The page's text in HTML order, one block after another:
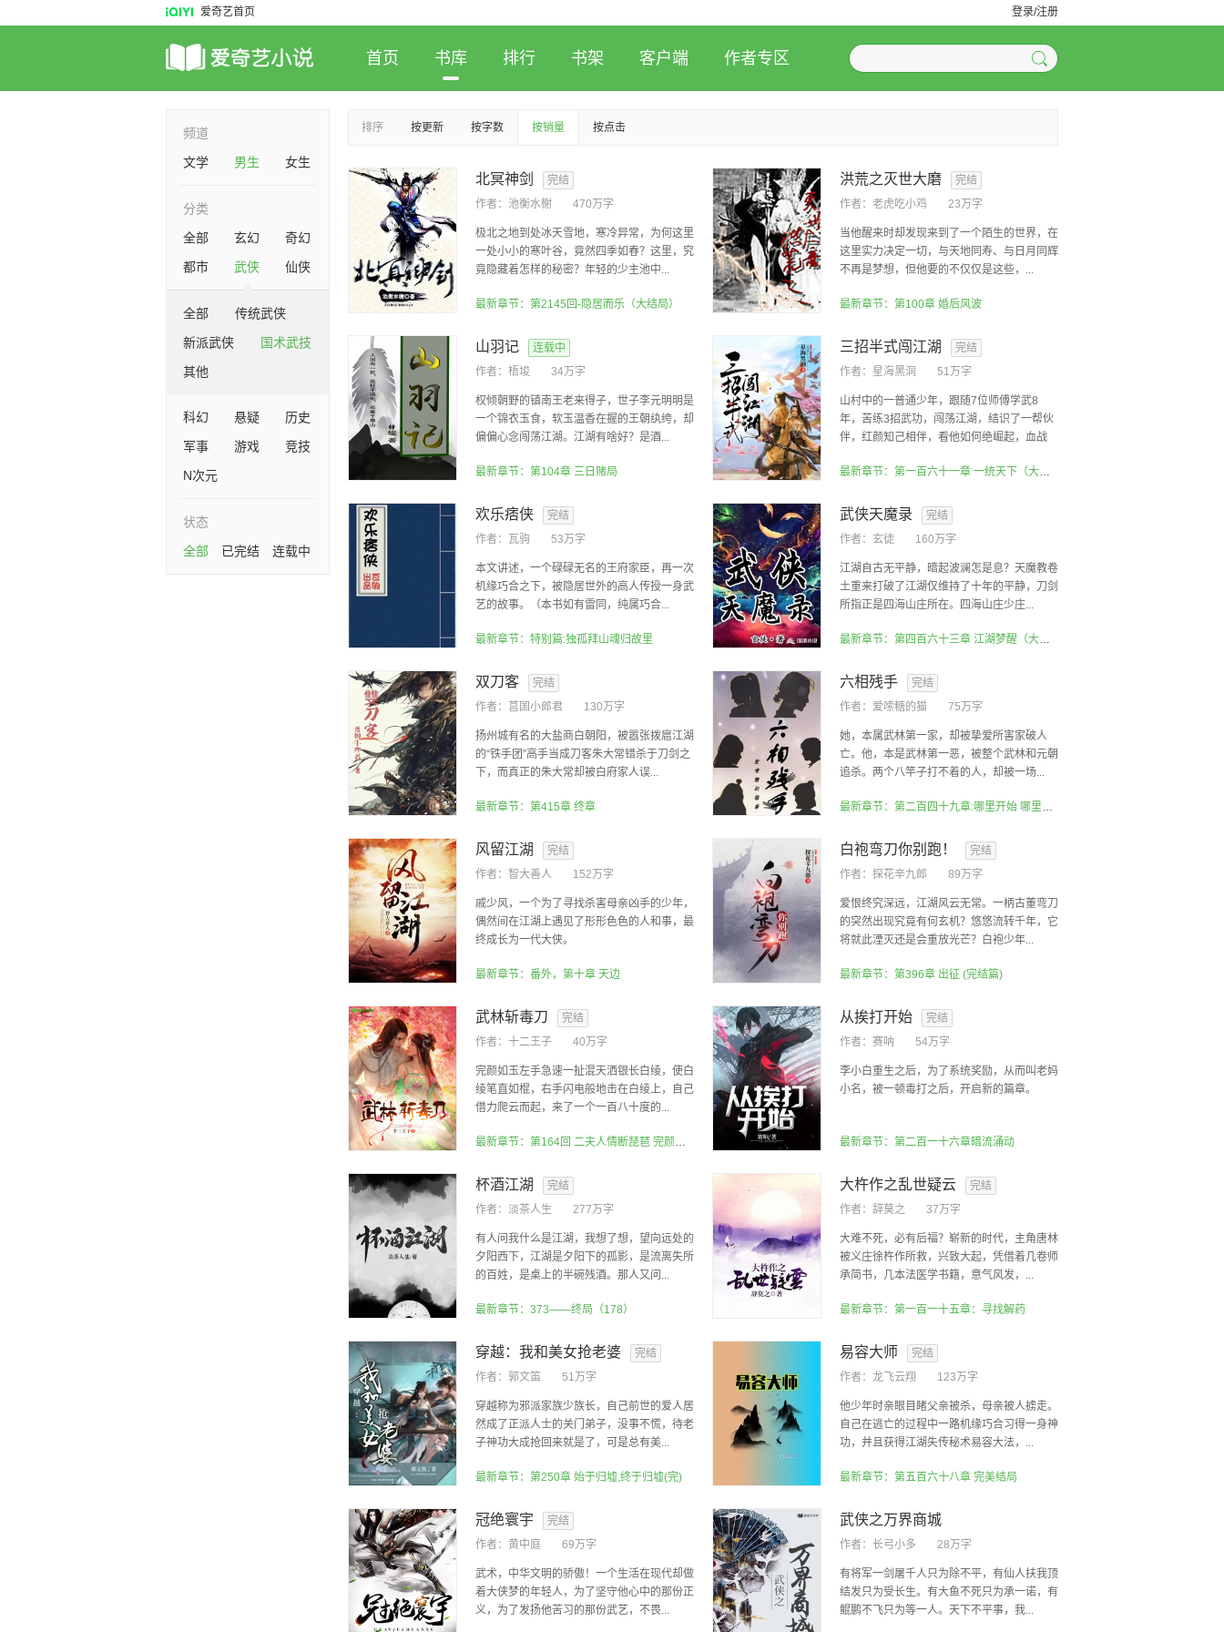
爱奇艺首页 登录/注册
首页 书库 排行 书架 客户端 作者专区
频道
文学
男生 女生
分类
全部
玄幻
奇幻
都市
武侠 仙侠
全部
传统武侠
新派武侠
国术武技
其他
科幻 悬疑
历史
军事
游戏
竞技
N次元
状态
全部
已完结 连载中
排序 按更新 按字数 按销量 按点击
北冥神剑
完结
作者： 池衡水榭 470万字
极北之地到处冰天雪地，寒冷异常，为何这里
一处小小的寒叶谷，竟然四季如春？这里，究
竟隐藏着怎样的秘密？年轻的少主池中...
最新章节：第2145回-隐居而乐（大结局）
洪荒之灭世大磨
完结
作者： 老虎吃小鸡 23万字
当他醒来时却发现来到了一个陌生的世界，在
这里实力决定一切，与天地同寿、与日月同辉
不再是梦想，但他要的不仅仅是这些，...
最新章节：第100章 婚后风波
山羽记
连载中
作者： 梧埈 34万字
权倾朝野的镇南王老来得子，世子李元明明是
一个锦衣玉食，软玉温香在握的王朝纨绔，却
偏偏心念闯荡江湖。江湖有啥好？是酒...
最新章节：第104章 三日赌局
三招半式闯江湖
完结
作者： 星海黑洞 51万字
山村中的一普通少年，跟随7位师傅学武8
年，苦练3招武功，闯荡江湖，结识了一帮伙
伴，红颜知己相伴，看他如何绝崛起，血战
最新章节：第一百六十一章 一统天下（大结局）
欢乐痞侠
完结
作者：
瓦驹 53万字
本文讲述，一个碌碌无名的王府家臣，再一次
机缘巧合之下，被隐居世外的高人传授一身武
艺的故事。（本书如有雷同，纯属巧合...
最新章节：特别篇:独孤拜山魂归故里
武侠天魔录
完结
作者： 玄徒 160万字
江湖自古无平静，暗起波澜怎是息？天魔教卷
土重来打破了江湖仅维持了十年的平静，刀剑
所指正是四海山庄所在。四海山庄少庄...
最新章节：第四百六十三章 江湖梦醒（大结局）
双刀客
完结
作者： 莒国小郎君 130万字
扬州城有名的大盐商白朝阳，被嚣张拨扈江湖
的“铁手团”高手当成刀客朱大常错杀于刀剑之
下，而真正的朱大常却被白府家人误...
最新章节：第415章 终章
六相残手
完结
作者： 爱嗦糖的猫 75万字
她，本属武林第一家，却被挚爱所害家破人
亡。他，本是武林第一恶，被整个武林和元朝
追杀。两个八竿子打不着的人，却被一场...
最新章节：第二百四十九章:哪里开始 哪里结束
风留江湖
完结
作者： 智大善人 152万字
戚少风，一个为了寻找杀害母亲凶手的少年，
偶然间在江湖上遇见了形形色色的人和事，最
终成长为一代大侠。
最新章节：番外，第十章 天边
白袍弯刀你别跑！
完结
作者： 探花辛九郎 89万字
爱恨终究深远，江湖风云无常。一柄古董弯刀
的突然出现究竟有何玄机？悠悠流转千年，它
将就此湮灭还是会重放光芒？白袍少年...
最新章节：第396章 出征 (完结篇)
武林斩毒刀
完结
作者： 十二王子 40万字
完颜如玉左手急速一扯混天洒银长白绫，使白
绫笔直如棍，右手闪电般地击在白绫上，自己
借力爬云而起，来了一个一百八十度的...
最新章节：第164回 二夫人情断琵琶 完颜府惨遭血洗
从挨打开始
完结
作者： 赛呐 54万字
李小白重生之后，为了系统奖励，从而叫老妈
小名，被一顿毒打之后，开启新的篇章。
最新章节：第二百一十六章暗流涌动
杯酒江湖
完结
作者： 淡茶人生 277万字
有人问我什么是江湖，我想了想，望向远处的
夕阳西下，江湖是夕阳下的孤影，是流离失所
的百姓，是桌上的半碗残酒。那人又问...
最新章节：373——终局（178）
大杵作之乱世疑云
完结
作者： 辞莫之 37万字
大难不死，必有后福？崭新的时代，主角唐林
被义庄徐杵作所救，兴致大起，凭借着几卷师
承简书，几本法医学书籍，意气风发，...
最新章节：第一百一十五章：寻找解药
穿越：我和美女抢老婆
完结
作者： 郭文笛 51万字
穿越称为邪派家族少族长，自己前世的爱人居
然成了正派人士的关门弟子，没事不慌，待老
子神功大成抢回来就是了，可是总有美...
最新章节：第250章 始于归墟,终于归墟(完)
易容大师
完结
作者： 龙飞云翔 123万字
他少年时亲眼目睹父亲被杀，母亲被人掳走。
自己在逃亡的过程中一路机缘巧合习得一身神
功，并且获得江湖失传秘术易容大法，...
最新章节：第五百六十八章 完美结局
冠绝寰宇
完结
作者： 黄中庭 69万字
武术，中华文明的骄傲！一个生活在现代却做
着大侠梦的年轻人，为了坚守他心中的那份正
义，为了发扬他苦习的那份武艺，不畏...
武侠之万界商城
作者： 长弓小多 28万字
有将军一剑屠千人只为除不平，有仙人扶我顶
结发只为受长生。有大鱼不死只为承一诺，有
鲲鹏不飞只为等一人。天下不平事，我...